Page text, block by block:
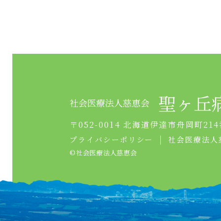
社会医療法人慈恵会 聖ヶ丘
〒052-0014 北海道伊達市舟岡町
プライバシーポリシー 社会医療法人
©︎社会医療法人慈恵会